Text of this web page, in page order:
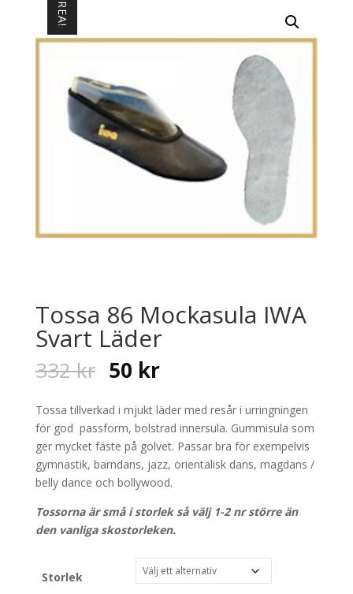
REA!
Tossa 86 Mockasula IWA
Svart Läder
332kr Original
price
was:
332 kr.
50 krCurrent
is:
50 kr.
Tossa tillverkad i mjukt läder med resår i urringningen
för god passform, bolstrad innersula. Gummisula som
ger mycket fäste på golvet. Passar bra för exempelvis
gymnastik, barndans, jazz, orientalisk dans, magdans /
belly dance och bollywood.
Tossorna är små i storlek så välj 1-2 nr större än
den vanliga skostorleken.
Storlek